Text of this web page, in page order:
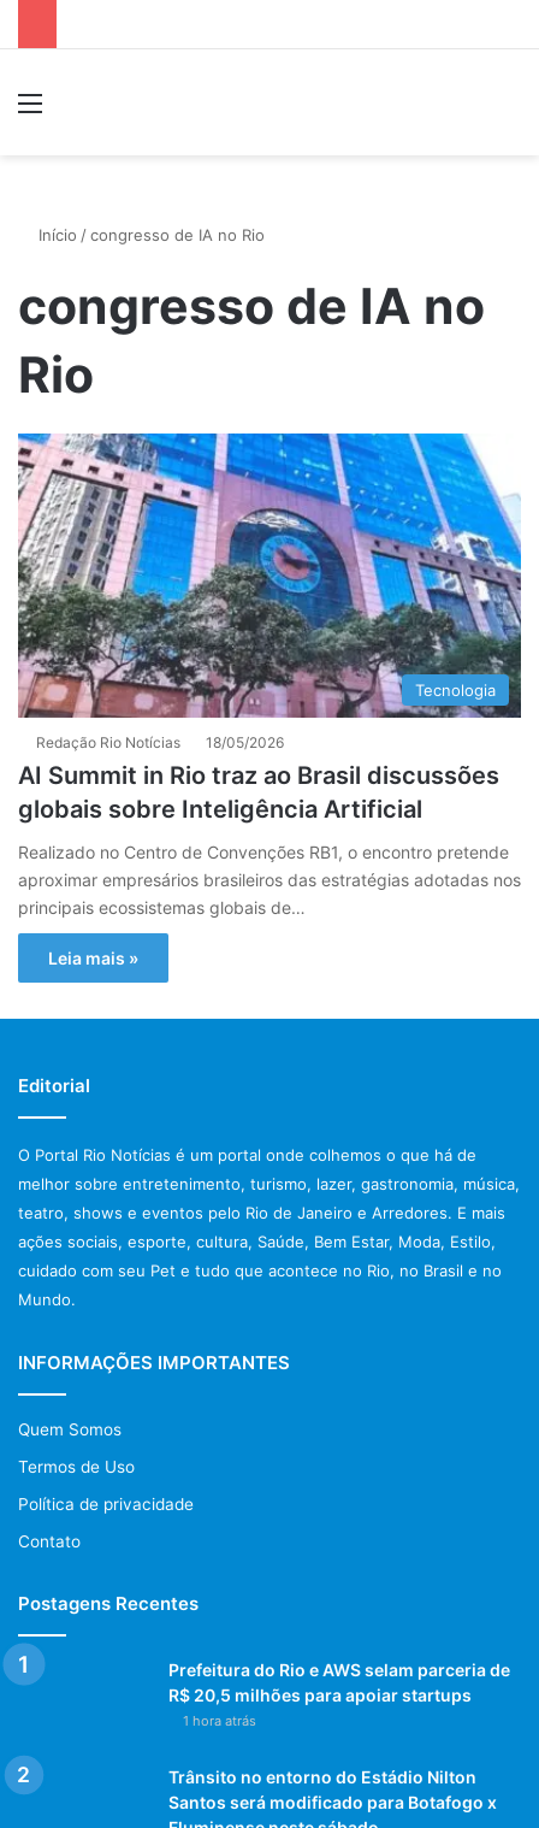
Início /congresso de IA no Rio
congresso de IA no
Rio
Tecnologia
Redação Rio Notícias 18/05/2026
AI Summit in Rio traz ao Brasil discussões
globais sobre Inteligência Artificial
Realizado no Centro de Convenções RB1, o encontro pretende
aproximar empresários brasileiros das estratégias adotadas nos
principais ecossistemas globais de…
Leia mais »
Editorial
O Portal Rio Notícias é um portal onde colhemos o que há de
melhor sobre entretenimento, turismo, lazer, gastronomia, música,
teatro, shows e eventos pelo Rio de Janeiro e Arredores. E mais
ações sociais, esporte, cultura, Saúde, Bem Estar, Moda, Estilo,
cuidado com seu Pet e tudo que acontece no Rio, no Brasil e no
Mundo.
INFORMAÇÕES IMPORTANTES
Quem Somos
Termos de Uso
Política de privacidade
Contato
Postagens Recentes
Prefeitura do Rio e AWS selam parceria de
R$ 20,5 milhões para apoiar startups
1 hora atrás
Trânsito no entorno do Estádio Nilton
Santos será modificado para Botafogo x